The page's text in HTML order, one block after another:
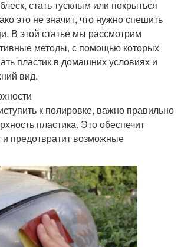
стать тусклым или покрыться
это не значит, что нужно спешить
В этой статье мы рассмотрим
методы, с помощью которых
пластик в домашних условиях и
вид.
к полировке, важно правильно
пластика. Это обеспечит
и предотвратит возможные